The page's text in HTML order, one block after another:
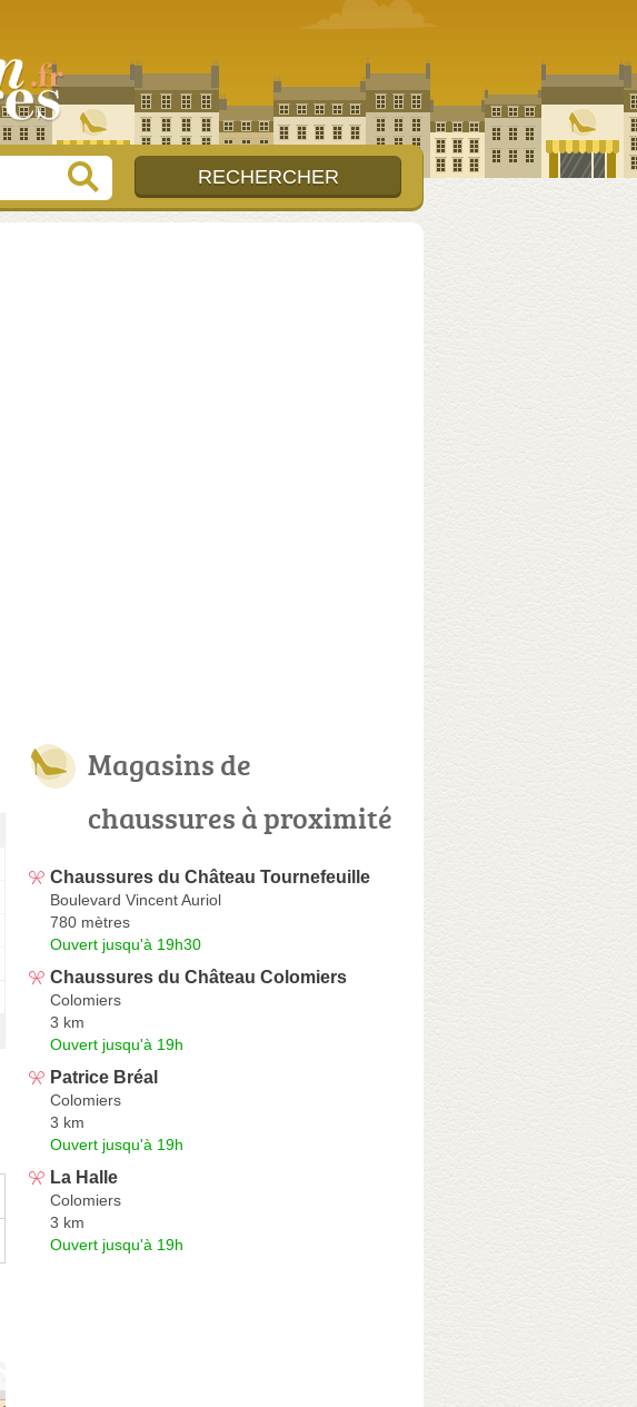
Magasins de
chaussures à proximité
Chaussures du Château Tournefeuille
Boulevard Vincent Auriol
780 mètres
Ouvert jusqu'à 19h30
Chaussures du Château Colomiers
Colomiers
3 km
Ouvert jusqu'à 19h
Patrice Bréal
Colomiers
3 km
Ouvert jusqu'à 19h
La Halle
Colomiers
3 km
Ouvert jusqu'à 19h